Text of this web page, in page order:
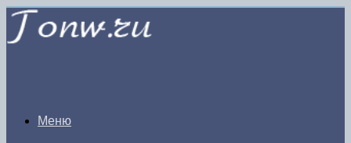
Меню